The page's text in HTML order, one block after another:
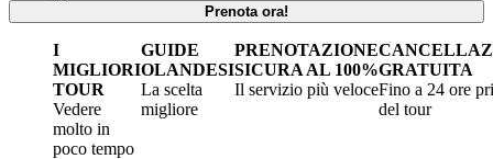
Prenota ora!
I
MIGLIORI
TOUR
Vedere
molto in
poco tempo
GUIDE
OLANDESI
La scelta
migliore
PRENOTAZIONE
SICURA AL 100%
Il servizio più veloce
GRATUITA
Fino a 24 ore
del tour